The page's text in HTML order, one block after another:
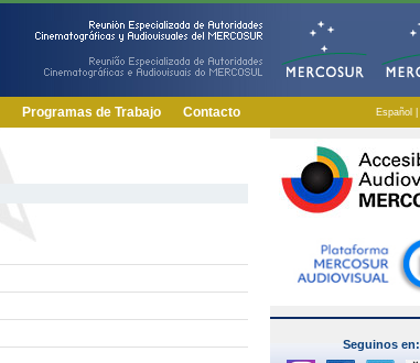
Programas de Trabajo Contacto Español
Seguinos en: